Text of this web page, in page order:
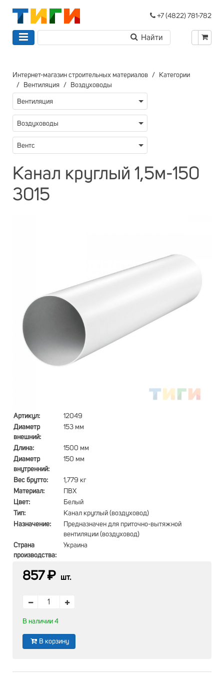
+7 (4822) 781-782
Интернет-магазин строительных материалов
Категории
Вентиляция
Воздуховоды
Вентиляция
Воздуховоды
Вентс
Канал круглый 1,5м-150
3015
Артикул:
12049
Диаметр
внешний:
153 мм
Длина:
1500 мм
Диаметр
внутренний:
150 мм
Вес брутто:
1,779 кг
Материал:
ПВХ
Цвет:
Белый
Тип:
Канал круглый (воздуховод)
Назначение:
Предназначен для приточно-вытяжной
вентиляции (воздуховод)
Страна
производства:
Украина
857 ₽ шт.
В наличии 4
В корзину